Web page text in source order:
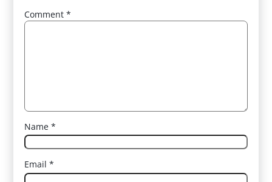
Comment*
Name*
Email*